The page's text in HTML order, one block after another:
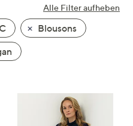
Alle Filter aufheben
Blousons